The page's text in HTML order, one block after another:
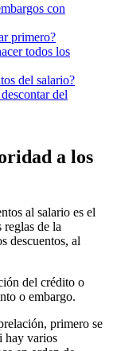
con
primero?
todos los
del salario?
del
a los
al salario es el
reglas de la
descuentos, al
del crédito o
o embargo.
primero se
hay varios